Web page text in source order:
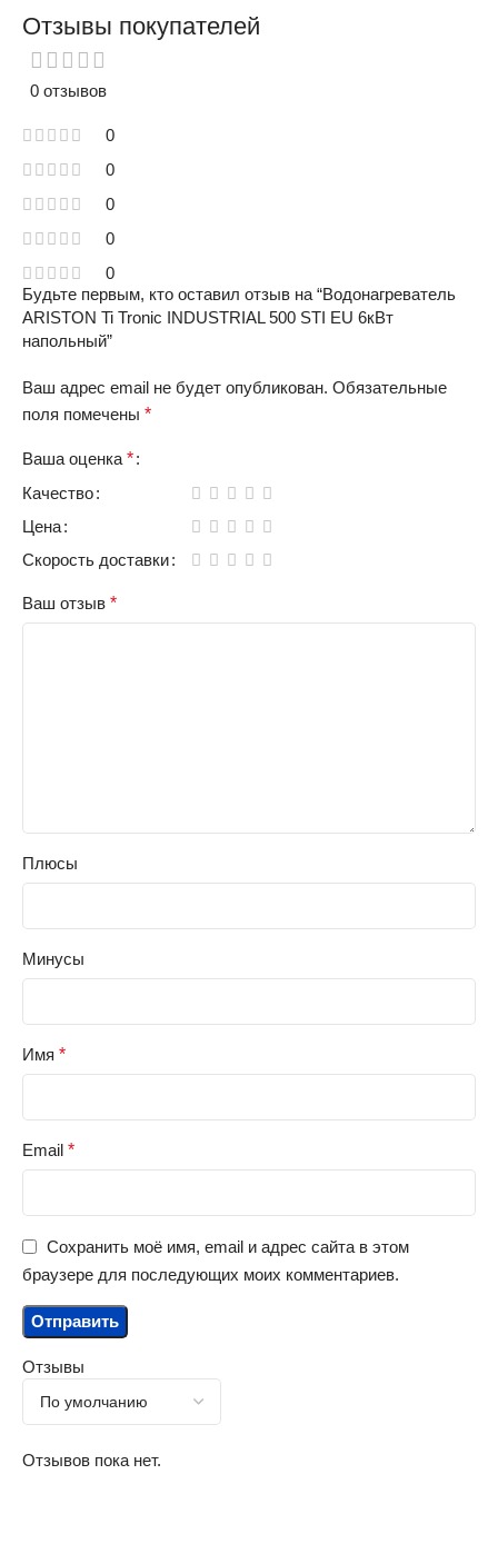
Отзывы покупателей
0 отзывов
0
0
0
0
0
Отзывы
Отзывов пока нет.
Будьте первым, кто оставил отзыв на “Водонагреватель
ARISTON Ti Tronic INDUSTRIAL 500 STI EU 6кВт
напольный”
Ваш адрес email не будет опубликован. Обязательные
поля помечены *
Ваша оценка *
Качество
Цена
Скорость доставки
Ваш отзыв *
Плюсы
Минусы
Имя *
Email *
Сохранить моё имя, email и адрес сайта в этом
браузере для последующих моих комментариев.